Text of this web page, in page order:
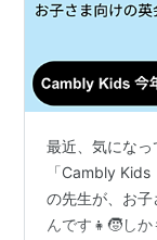
最近、気にな
「Cambly
の先生が、お
んです👧🧒し